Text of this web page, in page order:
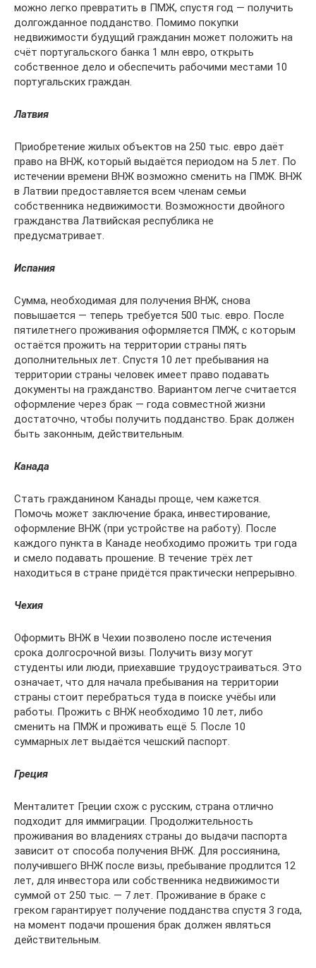
можно легко превратить в ПМЖ, спустя год — получить
долгожданное подданство. Помимо покупки
недвижимости будущий гражданин может положить на
счёт португальского банка 1 млн евро, открыть
собственное дело и обеспечить рабочими местами 10
португальских граждан.
Латвия
Приобретение жилых объектов на 250 тыс. евро даёт
право на ВНЖ, который выдаётся периодом на 5 лет. По
истечении времени ВНЖ возможно сменить на ПМЖ. ВНЖ
в Латвии предоставляется всем членам семьи
собственника недвижимости. Возможности двойного
гражданства Латвийская республика не
предусматривает.
Испания
Сумма, необходимая для получения ВНЖ, снова
повышается — теперь требуется 500 тыс. евро. После
пятилетнего проживания оформляется ПМЖ, с которым
остаётся прожить на территории страны пять
дополнительных лет. Спустя 10 лет пребывания на
территории страны человек имеет право подавать
документы на гражданство. Вариантом легче считается
оформление через брак — года совместной жизни
достаточно, чтобы получить подданство. Брак должен
быть законным, действительным.
Канада
Стать гражданином Канады проще, чем кажется.
Помочь может заключение брака, инвестирование,
оформление ВНЖ (при устройстве на работу). После
каждого пункта в Канаде необходимо прожить три года
и смело подавать прошение. В течение трёх лет
находиться в стране придётся практически непрерывно.
Чехия
Оформить ВНЖ в Чехии позволено после истечения
срока долгосрочной визы. Получить визу могут
студенты или люди, приехавшие трудоустраиваться. Это
означает, что для начала пребывания на территории
страны стоит перебраться туда в поиске учёбы или
работы. Прожить с ВНЖ необходимо 10 лет, либо
сменить на ПМЖ и проживать ещё 5. После 10
суммарных лет выдаётся чешский паспорт.
Греция
Менталитет Греции схож с русским, страна отлично
подходит для иммиграции. Продолжительность
проживания во владениях страны до выдачи паспорта
зависит от способа получения ВНЖ. Для россиянина,
получившего ВНЖ после визы, пребывание продлится 12
лет, для инвестора или собственника недвижимости
суммой от 250 тыс. — 7 лет. Проживание в браке с
греком гарантирует получение подданства спустя 3 года,
на момент подачи прошения брак должен являться
действительным.